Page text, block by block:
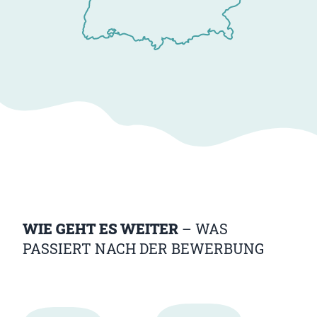
WIE GEHT ES WEITER – WAS
PASSIERT NACH DER BEWERBUNG